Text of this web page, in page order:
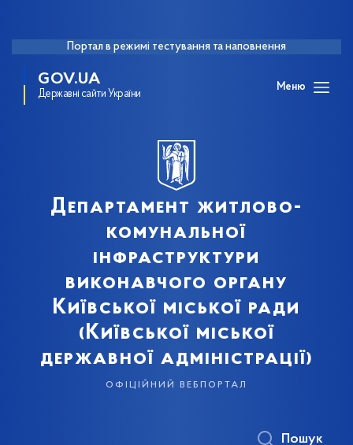
Портал в режимі тестування та наповнення
GOV.UA
Державні сайти України
Меню
Департамент житлово-
комунальної
інфраструктури
виконавчого органу
Київської міської ради
(Київської міської
державної адміністрації)
офіційний вебпортал
Пошук